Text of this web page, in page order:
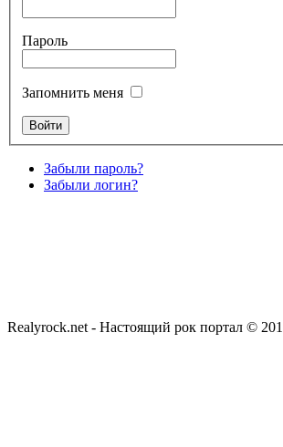
Пароль
Запомнить меня
Забыли пароль?
Забыли логин?
Realyrock.net - Настоящий рок портал ©